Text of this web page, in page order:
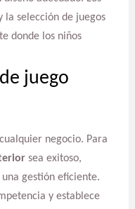
la selección de juegos
donde los niños
juego
negocio. Para
sea exitoso,
gestión eficiente.
y establece